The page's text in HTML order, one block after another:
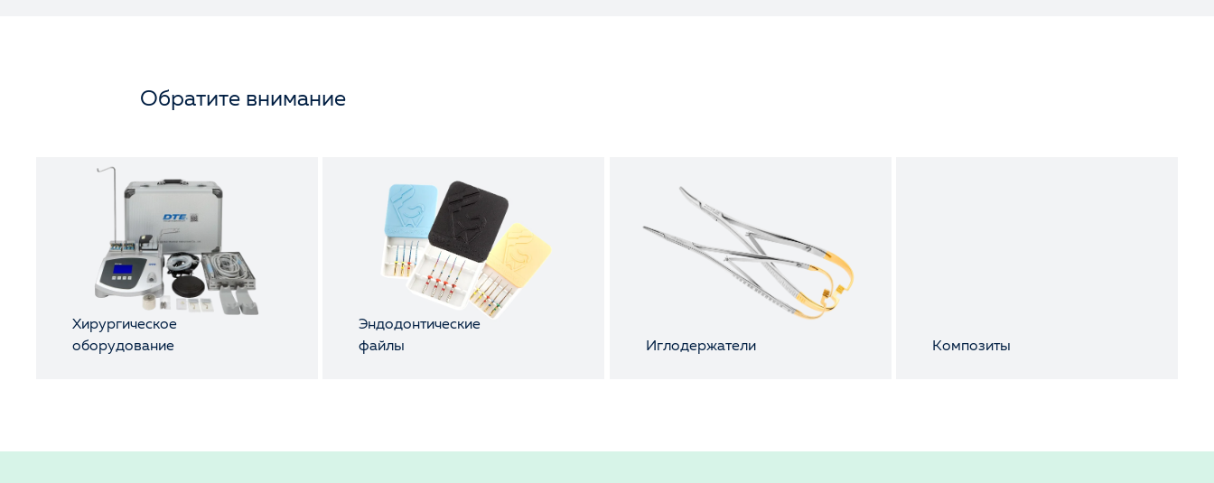
Обратите внимание
Хирургическое
оборудование
Эндодонтические
файлы
Иглодержатели Композиты